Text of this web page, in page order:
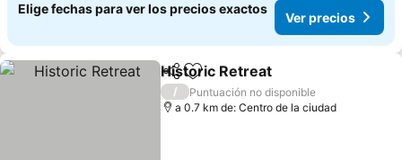
Elige fechas para ver los precios exactos
Ver precios
CompartirAgregar a favoritos
Historic Retreat
/
Puntuación no disponible
a 0.7 km de: Centro de la ciudad